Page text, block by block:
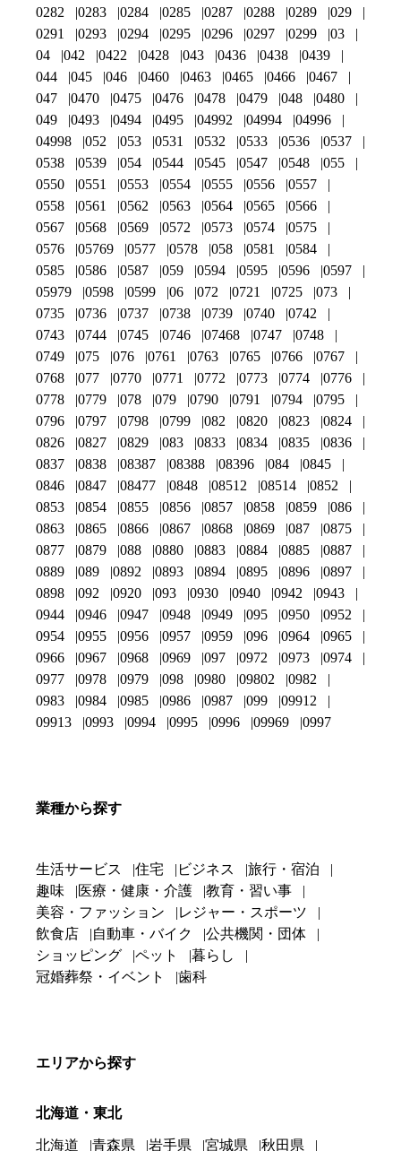
0282 0283 0284 0285 0287 0288 0289
029
0291
0293 0294 0295 0296 0297 0299
03
04
042 0422 0428 043 0436 0438
0439
044
045 046 0460 0463 0465 0466
0467
047
0470 0475 0476 0478 0479 048
0480
049
0493 0494 0495 04992 04994
04996
04998
052 053 0531 0532 0533 0536
0537
0538
0539 054 0544 0545 0547 0548
055
0550
0551 0553 0554 0555 0556
0557
0558
0561 0562 0563 0564 0565
0566
0567
0568 0569 0572 0573 0574
0575
0576
05769 0577 0578 058 0581
0584
0585
0586 0587 059 0594 0595 0596
0597
05979
0598 0599 06 072 0721 0725
073
0735
0736 0737 0738 0739 0740
0742
0743
0744 0745 0746 07468 0747
0748
0749
075 076 0761 0763 0765 0766
0767
0768
077 0770 0771 0772 0773 0774
0776
0778
0779 078 079 0790 0791 0794
0795
0796
0797 0798 0799 082 0820 0823
0824
0826
0827 0829 083 0833 0834 0835
0836
0837
0838 08387 08388 08396 084
0845
0846
0847 08477 0848 08512 08514
0852
0853
0854 0855 0856 0857 0858 0859
086
0863
0865 0866 0867 0868 0869 087
0875
0877
0879 088 0880 0883 0884 0885
0887
0889
089 0892 0893 0894 0895 0896
0897
0898
092 0920 093 0930 0940 0942
0943
0944
0946 0947 0948 0949 095 0950
0952
0954
0955 0956 0957 0959 096 0964
0965
0966
0967 0968 0969 097 0972 0973
0974
0977
0978 0979 098 0980 09802
0982
0983
0984 0985 0986 0987 099
09912
09913
0993 0994 0995 0996 09969 0997
業種から探す
生活サービス 住宅 ビジネス
旅行・宿泊
趣味
医療・健康・介護
教育・習い事
美容・ファッション
レジャー・スポーツ
飲食店
自動車・バイク
公共機関・団体
ショッピング
ペット
暮らし
冠婚葬祭・イベント
歯科
エリアから探す
北海道・東北
北海道 青森県 岩手県 宮城県
秋田県